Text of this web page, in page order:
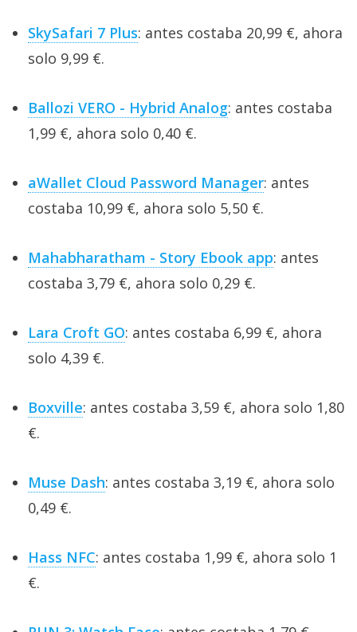
SkySafari 7 Plus: antes costaba 20,99 €, ahora
solo 9,99 €.
Ballozi VERO - Hybrid Analog: antes costaba
1,99 €, ahora solo 0,40 €.
aWallet Cloud Password Manager: antes
costaba 10,99 €, ahora solo 5,50 €.
Mahabharatham - Story Ebook app: antes
costaba 3,79 €, ahora solo 0,29 €.
Lara Croft GO: antes costaba 6,99 €, ahora
solo 4,39 €.
Boxville: antes costaba 3,59 €, ahora solo 1,80
€.
Muse Dash: antes costaba 3,19 €, ahora solo
0,49 €.
Hass NFC: antes costaba 1,99 €, ahora solo 1
€.